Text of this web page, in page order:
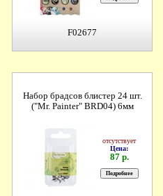
F02677
Набор брадсов блистер 24 шт.
("Mr. Painter" BRD04) 6мм
отсутствует
Цена:
87 р.